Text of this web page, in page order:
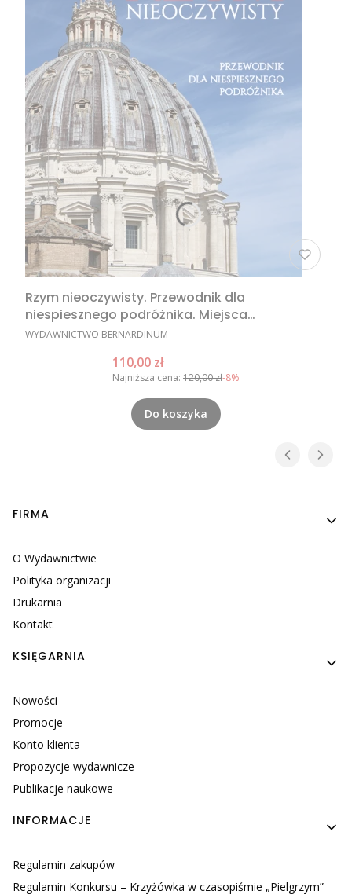
Rzym nieoczywisty. Przewodnik dla
niespiesznego podróżnika. Miejsca
nieoczywiste w Rzymie, nietypowe atrakcje
PRODUCENT
WYDAWNICTWO BERNARDINUM
Cena promocyjna
110,00 zł
Najniższa cena: 120,00 zł-8%
Do koszyka
Linki w stopce
FIRMA
O Wydawnictwie
Polityka organizacji
Drukarnia
Kontakt
KSIĘGARNIA
Nowości
Promocje
Konto klienta
Propozycje wydawnicze
Publikacje naukowe
INFORMACJE
Regulamin zakupów
Regulamin Konkursu – Krzyżówka w czasopiśmie „Pielgrzym”